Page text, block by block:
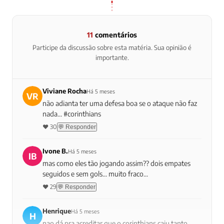
11 comentários
Participe da discussão sobre esta matéria. Sua opinião é
importante.
VR Viviane RochaHá 5 meses
não adianta ter uma defesa boa se o ataque não faz
nada... #corinthians
❤️ 30 💬 Responder
IB Ivone B.Há 5 meses
mas como eles tão jogando assim?? dois empates
seguidos e sem gols... muito fraco...
❤️ 29 💬 Responder
H HenriqueHá 5 meses